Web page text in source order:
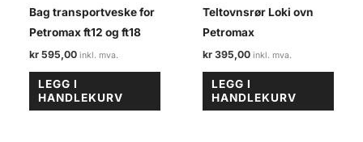
Bag transportveske for
Petromax ft12 og ft18
kr 595,00
LEGG I
HANDLEKURV
Teltovnsrør Loki ovn
Petromax
kr 395,00
LEGG I
HANDLEKURV